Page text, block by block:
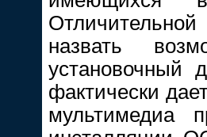
назвать
установочный
фактически
мультимедиа